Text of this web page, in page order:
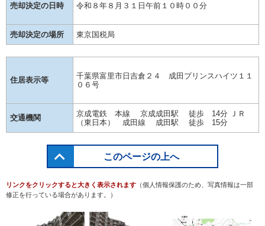
売却決定の日時 令和８年８月３１日午前１０時００分
売却決定の場所 東京国税局
住居表示等
千葉県富里市日吉倉２４ 成田プリンスハイツ１１
０６号
交通機関
京成電鉄 本線 京成成田駅 徒歩 14分 ＪＲ
（東日本） 成田線 成田駅 徒歩 15分
このページの上へ
リンクをクリックすると大きく表示されます （個人情報保護のため、写真情報は一部
修正を行っている場合があります。）